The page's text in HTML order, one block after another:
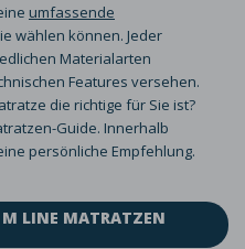
umfassende
wählen können. Jeder
Materialarten
Features versehen.
die richtige für Sie ist?
Guide. Innerhalb
persönliche Empfehlung.
M LINE MATRATZEN